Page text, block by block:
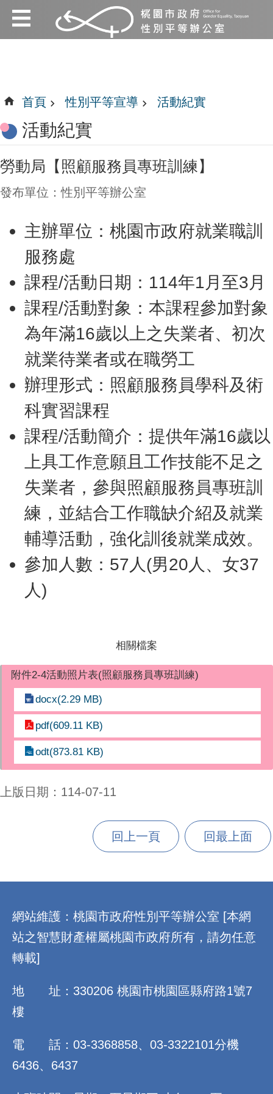
跳到主要內容區塊
:::
:::
首頁 性別平等宣導 活動紀實
活動紀實
勞動局【照顧服務員專班訓練】
發布單位：性別平等辦公室
主辦單位：桃園市政府就業職訓
服務處
課程/活動日期：114年1月至3月
課程/活動對象：本課程參加對象
為年滿16歲以上之失業者、初次
就業待業者或在職勞工
辦理形式：照顧服務員學科及術
科實習課程
課程/活動簡介：提供年滿16歲以
上具工作意願且工作技能不足之
失業者，參與照顧服務員專班訓
練，並結合工作職缺介紹及就業
輔導活動，強化訓後就業成效。
參加人數：57人(男20人、女37
人)
相關檔案
附件2-4活動照片表(照顧服務員專班訓練)
docx(2.29 MB)
pdf(609.11 KB)
odt(873.81 KB)
上版日期：114-07-11
回上一頁 回最上面
網站維護：桃園市政府性別平等辦公室 [本網
站之智慧財產權屬桃園市政府所有，請勿任意
轉載]
地 址：330206 桃園市桃園區縣府路1號7
樓
電 話：03-3368858、03-3322101分機
6436、6437